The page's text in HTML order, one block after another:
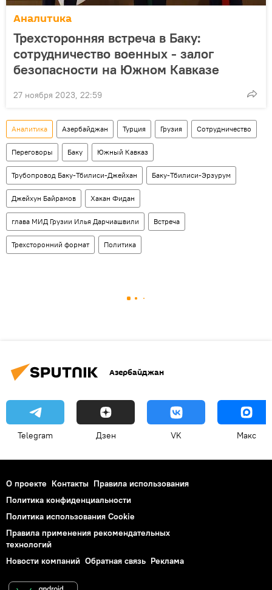
Аналитика
Трехсторонняя встреча в Баку:
сотрудничество военных - залог
безопасности на Южном Кавказе
27 ноября 2023, 22:59
Аналитика Азербайджан Турция Грузия Сотрудничество
Переговоры Баку Южный Кавказ
Трубопровод Баку-Тбилиси-Джейхан Баку-Тбилиси-Эрзурум
Джейхун Байрамов Хакан Фидан
глава МИД Грузии Илья Дарчиашвили Встреча
Трехсторонний формат Политика
Азербайджан
Telegram Дзен VK Макс
О проекте Контакты Правила использования
Политика конфиденциальности
Политика использования Cookie
Правила применения рекомендательных
технологий
Новости компаний Обратная связь Реклама